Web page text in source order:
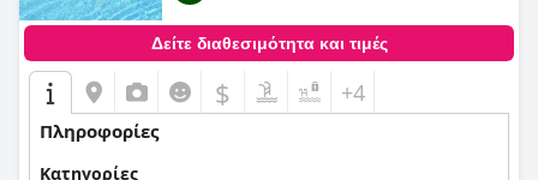
Δείτε διαθεσιμότητα και τιμές
$ +4
Πληροφορίες
Κατηγορίες